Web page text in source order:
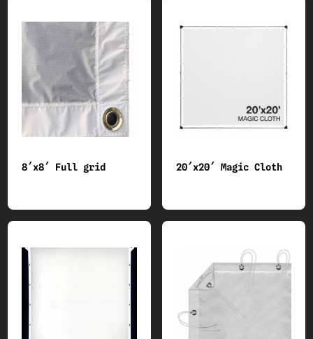
8´x8´ Full grid 20´x20´ Magic Cloth